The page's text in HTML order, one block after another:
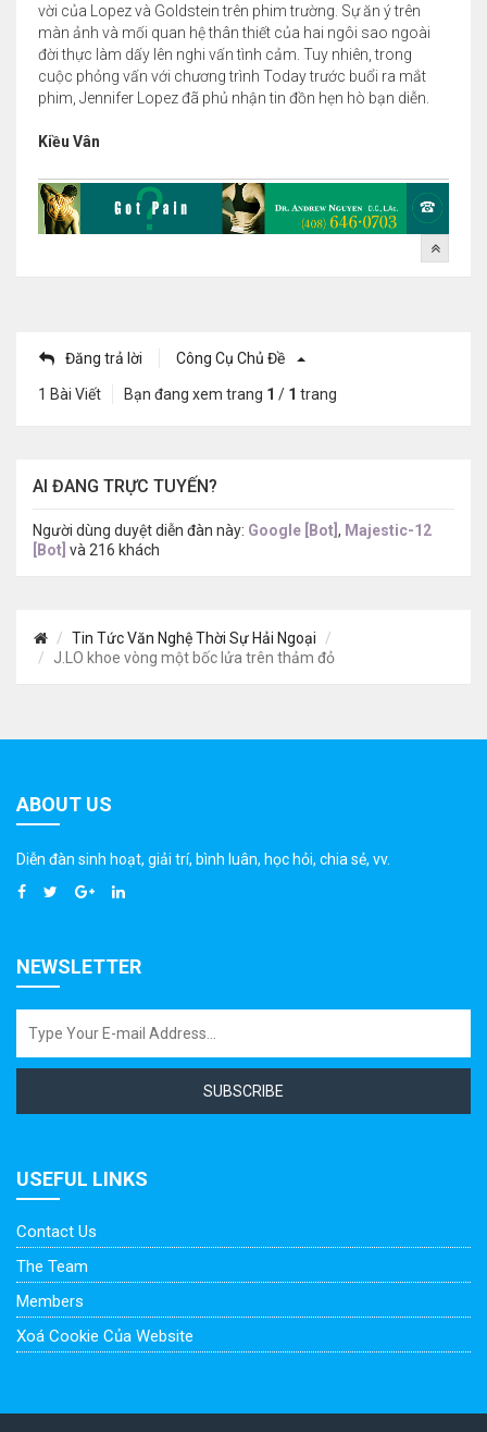
vời của Lopez và Goldstein trên phim trường. Sự ăn ý trên
màn ảnh và mối quan hệ thân thiết của hai ngôi sao ngoài
đời thực làm dấy lên nghi vấn tình cảm. Tuy nhiên, trong
cuộc phỏng vấn với chương trình Today trước buổi ra mắt
phim, Jennifer Lopez đã phủ nhận tin đồn hẹn hò bạn diễn.
Kiều Vân
Đăng trả lời Công Cụ Chủ Đề
1 Bài Viết Bạn đang xem trang 1 / 1 trang
AI ĐANG TRỰC TUYẾN?
Người dùng duyệt diễn đàn này: Google [Bot] , Majestic-12
[Bot] và 216 khách
Tin Tức Văn Nghệ Thời Sự Hải Ngoại
J.LO khoe vòng một bốc lửa trên thảm đỏ
ABOUT US
Diễn đàn sinh hoạt, giải trí, bình luân, học hỏi, chia sẻ, vv.
NEWSLETTER
SUBSCRIBE
USEFUL LINKS
Contact Us
The Team
Members
Xoá Cookie Của Website